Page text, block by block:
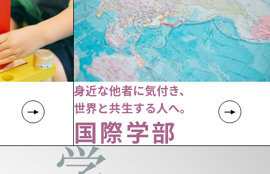
身近な他者に気付き、
世界と共生する人へ。
国際学部